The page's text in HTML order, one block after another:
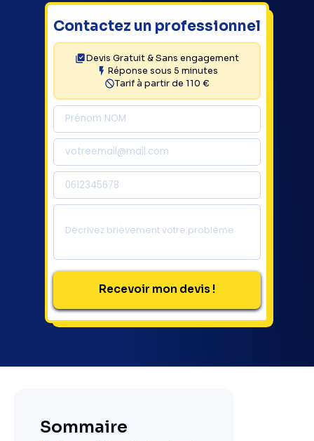
Contactez un professionnel
Devis Gratuit & Sans engagement
Réponse sous 5 minutes
Tarif à partir de 110 €
Sommaire